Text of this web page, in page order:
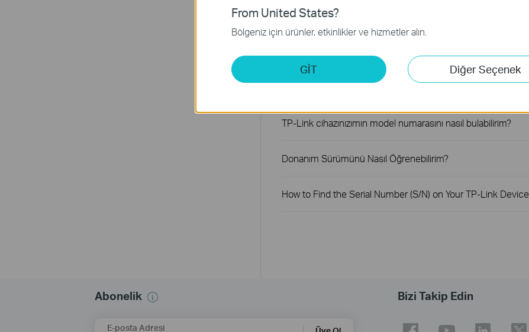
How to Troubleshoot Unstable Internet Issue on Omada
How to Troubleshoot No Internet Issue on Omada Switch
TP-Link cihazınızımın model numarasını nasıl bulabilirim?
Donanım Sürümünü Nasıl Öğrenebilirim?
How to Find the Serial Number (S/N) on Your TP-Link Device
Abonelik
E-posta Adresi
Bizi Takip Edin
From United States?
Bölgeniz için ürünler, etkinlikler ve hizmetler alın.
GİT Diğer Seçenek